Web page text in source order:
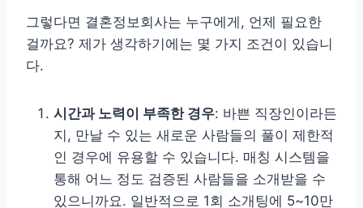
그렇다면 결혼정보회사는 누구에게, 언제 필요한
걸까요? 제가 생각하기에는 몇 가지 조건이 있습니
다.
시간과 노력이 부족한 경우: 바쁜 직장인이라든
지, 만날 수 있는 새로운 사람들의 풀이 제한적
인 경우에 유용할 수 있습니다. 매칭 시스템을
통해 어느 정도 검증된 사람들을 소개받을 수
있으니까요. 일반적으로 1회 소개팅에 5~10만